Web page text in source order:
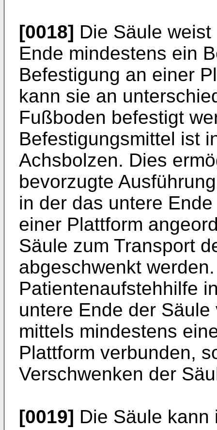
[0018] Die Säule
Ende mindestens ein
Befestigung an einer
kann sie an
Fußboden befestigt
Befestigungsmittel ist
Achsbolzen. Dies
bevorzugte
in der das untere
einer Plattform
Säule zum Transport
abgeschwenkt
Patientenaufstehhilfe
untere Ende der
mittels mindestens
Plattform verbunden,
Verschwenken der
[0019] Die Säule